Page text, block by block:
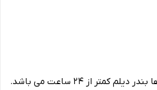
کمتر از ۲۴ ساعت می باشد .